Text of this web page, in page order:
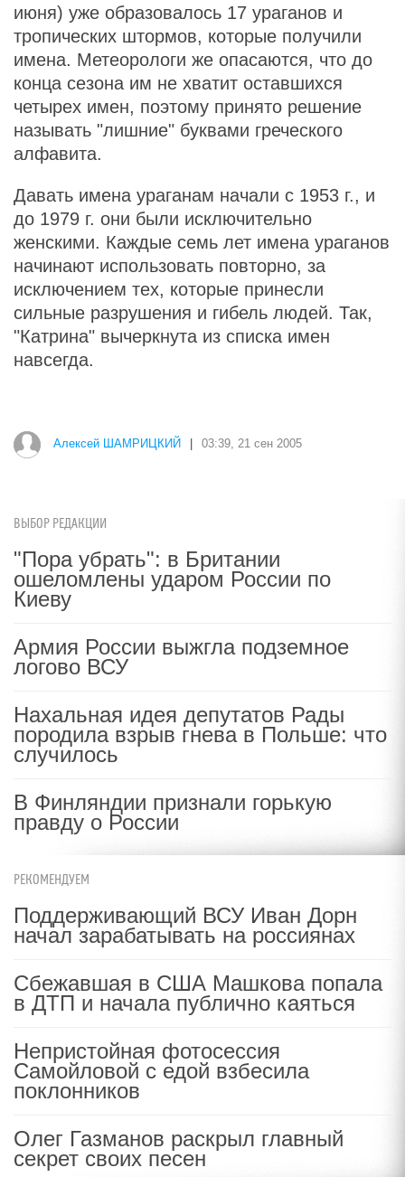
июня) уже образовалось 17 ураганов и
тропических штормов, которые получили
имена. Метеорологи же опасаются, что до
конца сезона им не хватит оставшихся
четырех имен, поэтому принято решение
называть "лишние" буквами греческого
алфавита.
Давать имена ураганам начали с 1953 г., и
до 1979 г. они были исключительно
женскими. Каждые семь лет имена ураганов
начинают использовать повторно, за
исключением тех, которые принесли
сильные разрушения и гибель людей. Так,
"Катрина" вычеркнута из списка имен
навсегда.
Алексей ШАМРИЦКИЙ 03:39, 21 сен 2005
ВЫБОР РЕДАКЦИИ
"Пора убрать": в Британии
ошеломлены ударом России по
Киеву
Армия России выжгла подземное
логово ВСУ
Нахальная идея депутатов Рады
породила взрыв гнева в Польше: что
случилось
В Финляндии признали горькую
правду о России
РЕКОМЕНДУЕМ
Поддерживающий ВСУ Иван Дорн
начал зарабатывать на россиянах
Сбежавшая в США Машкова попала
в ДТП и начала публично каяться
Непристойная фотосессия
Самойловой с едой взбесила
поклонников
Олег Газманов раскрыл главный
секрет своих песен